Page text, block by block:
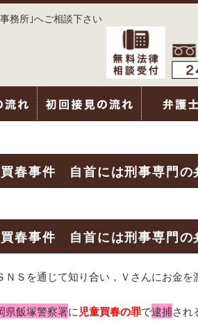
務所｣へご相談下さい
春事件 自首には刑事専門の
春事件 自首には刑事専門の
ＮＳを通じて知り合い，Ｖさんにお金
県飯塚警察署に児童買春の罪で逮捕され